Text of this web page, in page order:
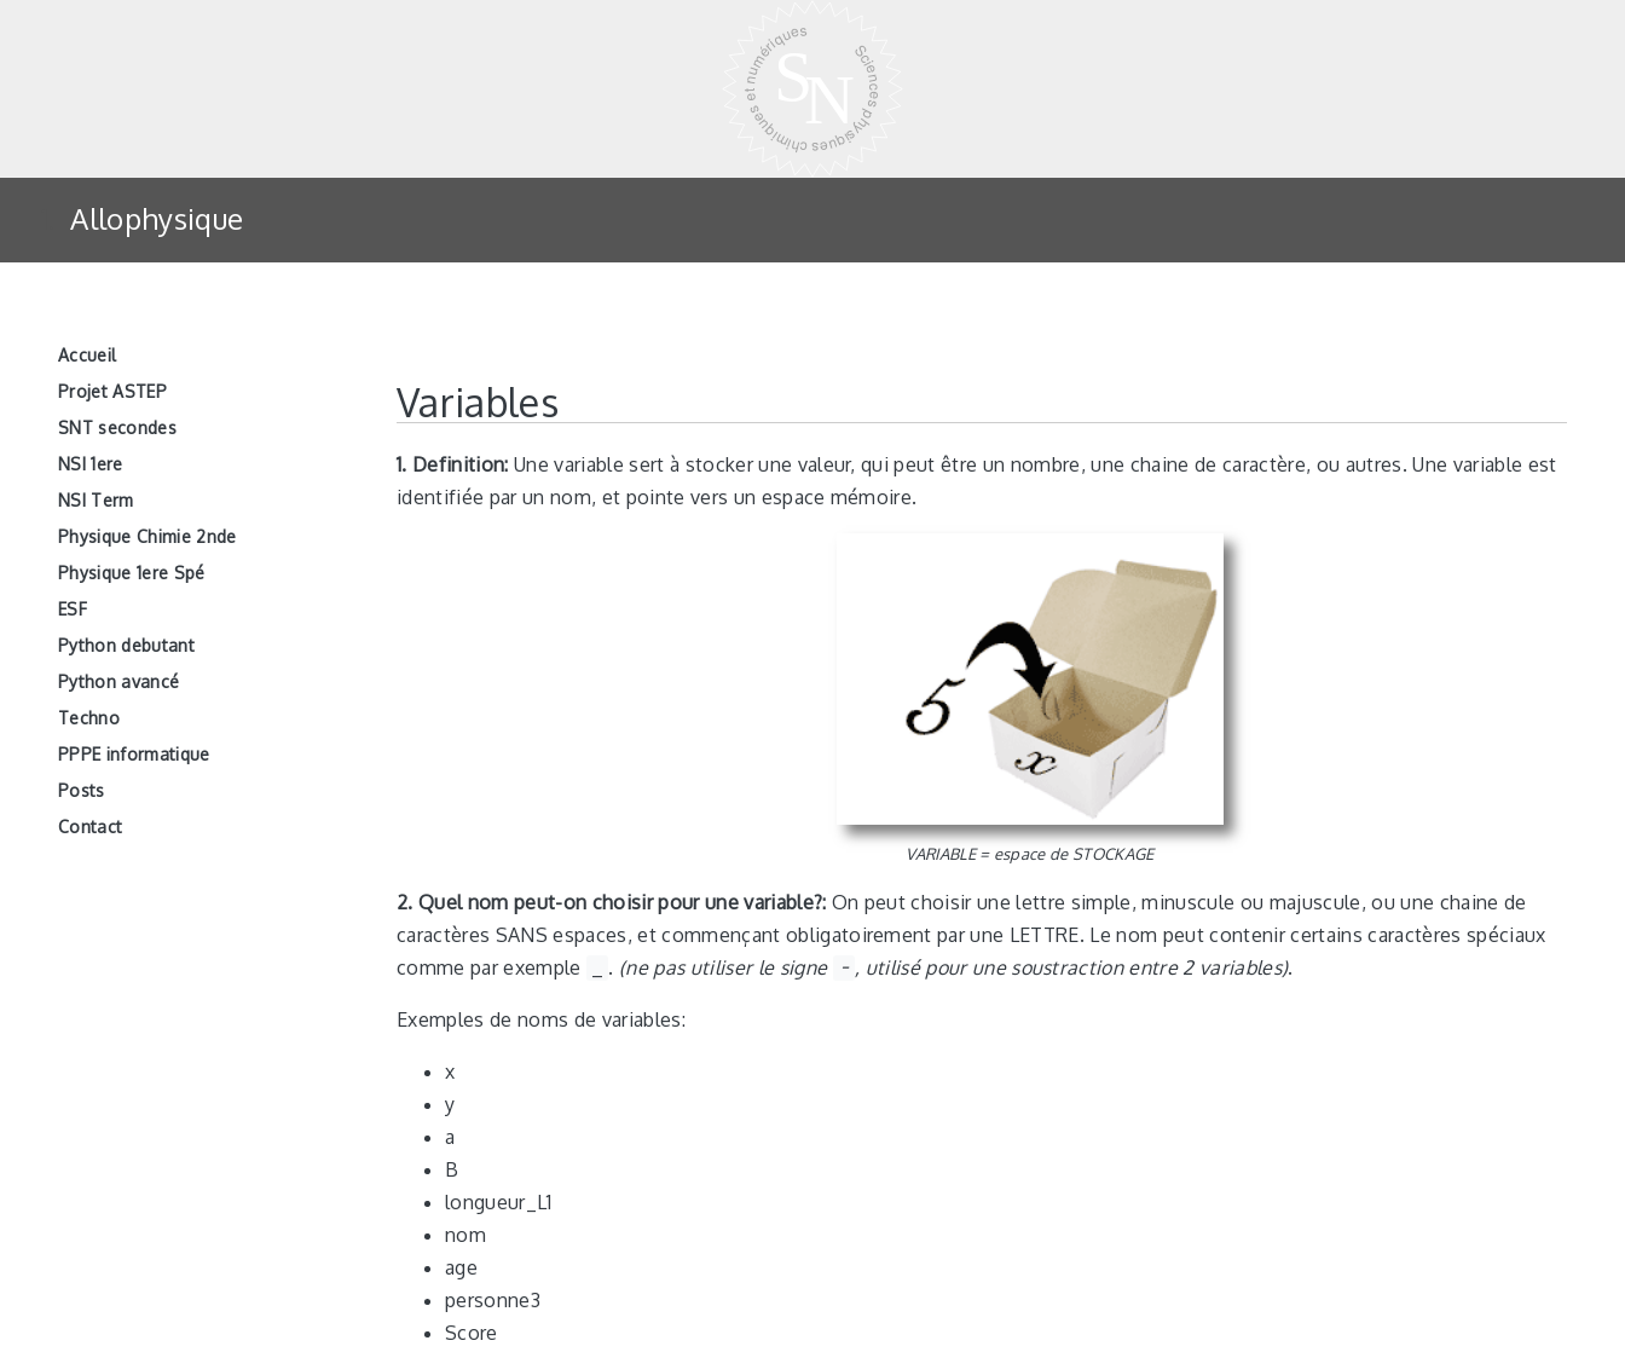
Allophysique
Accueil
Projet ASTEP
SNT secondes
NSI 1ere
NSI Term
Physique Chimie 2nde
Physique 1ere Spé
ESF
Python debutant
Python avancé
Techno
PPPE informatique
Posts
Contact
Variables
1. Definition: Une variable sert à stocker une valeur, qui peut être un nombre, une chaine de caractère, ou autres. Une variable est
identifiée par un nom, et pointe vers un espace mémoire.
VARIABLE = espace de STOCKAGE
2. Quel nom peut-on choisir pour une variable?: On peut choisir une lettre simple, minuscule ou majuscule, ou une chaine de
caractères SANS espaces, et commençant obligatoirement par une LETTRE. Le nom peut contenir certains caractères spéciaux
comme par exemple
. (ne pas utiliser le signe - , utilisé pour une soustraction entre 2 variables).
Exemples de noms de variables:
x
y
a
B
longueur_L1
nom
age
personne3
Score